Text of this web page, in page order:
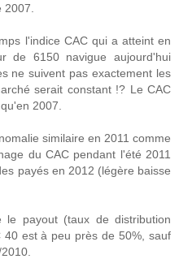
l'indice CAC qui a atteint en
de 6150 navigue aujourd'hui
ne suivent pas exactement les
serait constant !? Le CAC
2007.
similaire en 2011 comme
du CAC pendant l'été 2011
payés en 2012 (légère baisse
payout (taux de distribution
40 est à peu près de 50%, sauf